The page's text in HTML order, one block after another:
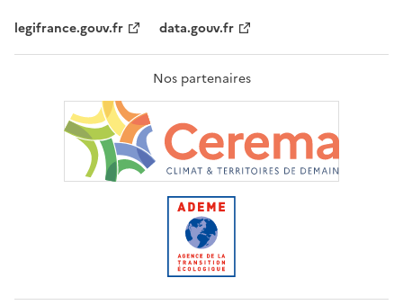
legifrance.gouv.fr
data.gouv.fr
Nos partenaires